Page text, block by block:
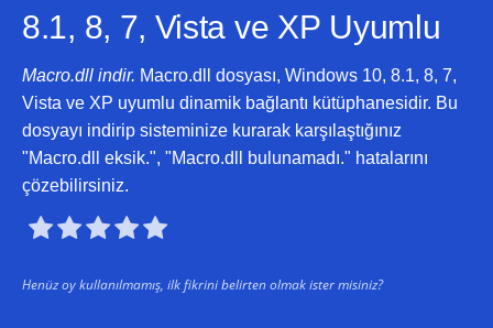
8.1, 8, 7, Vista ve XP Uyumlu
Macro.dll indir. Macro.dll dosyası, Windows 10, 8.1, 8, 7,
Vista ve XP uyumlu dinamik bağlantı kütüphanesidir. Bu
dosyayı indirip sisteminize kurarak karşılaştığınız
"Macro.dll eksik.", "Macro.dll bulunamadı." hatalarını
çözebilirsiniz.

Henüz oy kullanılmamış, ilk fikrini belirten olmak ister misiniz?